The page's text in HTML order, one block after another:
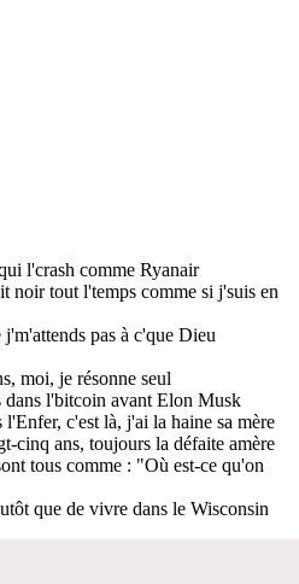
l'crash comme Ryanair
noir tout l'temps comme si j'suis en
pas à c'que Dieu
moi, je résonne seul
dans l'bitcoin avant Elon Musk
c'est là, j'ai la haine sa mère
cinq ans, toujours la défaite amère
tous comme : "Où est-ce qu'on
que de vivre dans le Wisconsin